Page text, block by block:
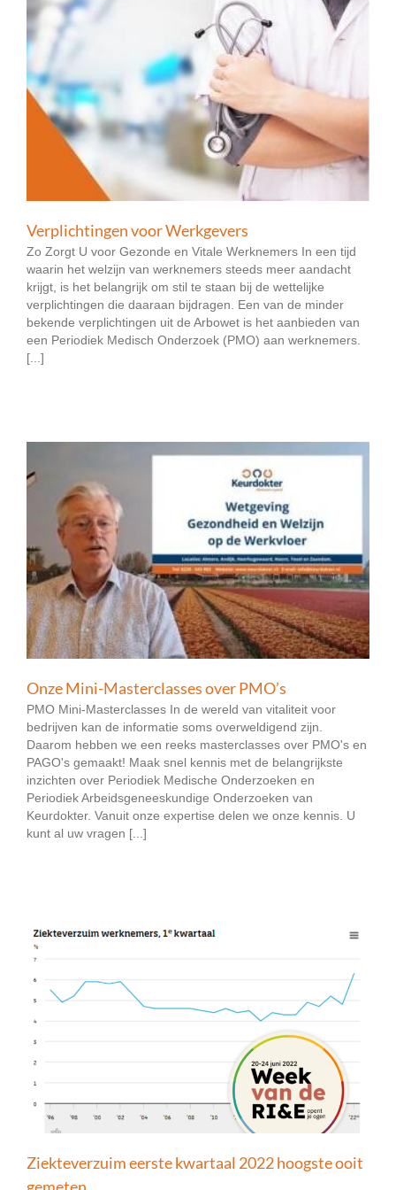
Verplichtingen voor Werkgevers
Zo Zorgt U voor Gezonde en Vitale Werknemers In een tijd
waarin het welzijn van werknemers steeds meer aandacht
krijgt, is het belangrijk om stil te staan bij de wettelijke
verplichtingen die daaraan bijdragen. Een van de minder
bekende verplichtingen uit de Arbowet is het aanbieden van
een Periodiek Medisch Onderzoek (PMO) aan werknemers.
[...]
Onze Mini-Masterclasses over PMO’s
PMO Mini-Masterclasses In de wereld van vitaliteit voor
bedrijven kan de informatie soms overweldigend zijn.
Daarom hebben we een reeks masterclasses over PMO's en
PAGO's gemaakt! Maak snel kennis met de belangrijkste
inzichten over Periodiek Medische Onderzoeken en
Periodiek Arbeidsgeneeskundige Onderzoeken van
Keurdokter. Vanuit onze expertise delen we onze kennis. U
kunt al uw vragen [...]
Ziekteverzuim eerste kwartaal 2022 hoogste ooit